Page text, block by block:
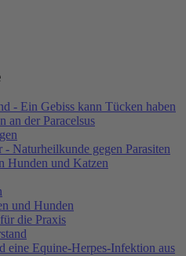
- Ein Gebiss kann Tücken haben
an der Paracelsus
- Naturheilkunde gegen Parasiten
Hunden und Katzen
und Hunden
die Praxis
eine Equine-Herpes-Infektion aus